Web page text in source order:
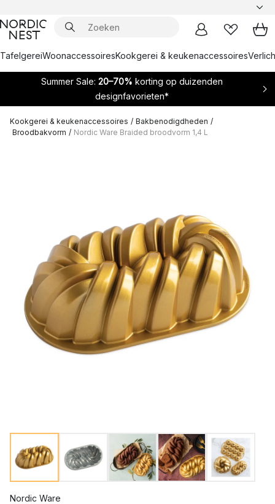
TafelgereiWoonaccessoiresKookgerei & keukenaccessoires
Summer Sale: 20–70% korting op duizenden
designfavorieten*
Kookgerei & keukenaccessoires / Bakbenodigdheden /
Broodbakvorm / Nordic Ware Braided broodvorm 1,4 L
Nordic Ware